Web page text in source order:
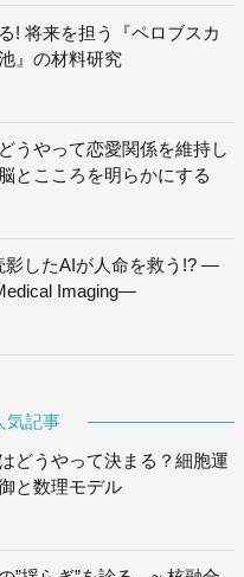
! 将来を担う『ペロブスカ
』の材料研究
うやって恋愛関係を維持し
とこころを明らかにする
影したAIが人命を救う!? —
Imaging—
気記事
どうやって決まる？細胞運
と数理モデル